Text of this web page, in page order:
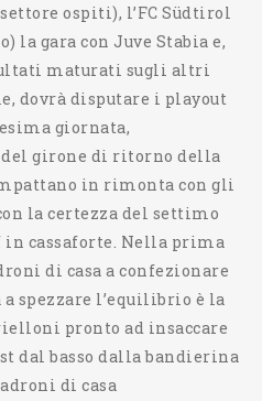
ospiti), l’FC Südtirol
la gara con Juve Stabia e,
maturati sugli altri
dovrà disputare i playout
giornata,
girone di ritorno della
in rimonta con gli
la certezza del settimo
cassaforte. Nella prima
di casa a confezionare
spezzare l’equilibrio è la
pronto ad insaccare
dal basso dalla bandierina
di casa